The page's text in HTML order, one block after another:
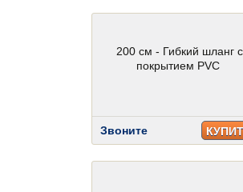
200 см - Гибкий шланг с
покрытием PVC
Звоните